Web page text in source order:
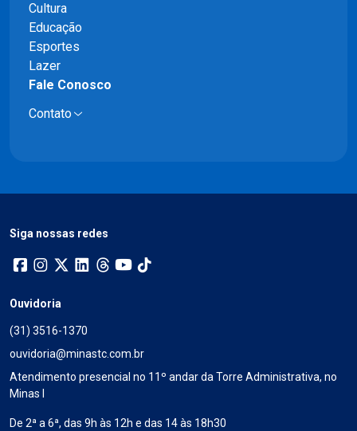
Cultura
Educação
Esportes
Lazer
Fale Conosco
Contato
Siga nossas redes
Ouvidoria
(31) 3516-1370
ouvidoria@minastc.com.br
Atendimento presencial no 11º andar da Torre Administrativa, no
Minas I
De 2ª a 6ª, das 9h às 12h e das 14 às 18h30